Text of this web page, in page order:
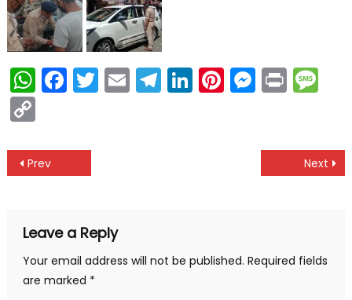
WhatsApp
Facebook
Twitter
EmailTelegram
LinkedIn
Pinterest
Print
Copy
Post
Prev Next
Leave a Reply
Your email address will not be published. Required fields
are marked *